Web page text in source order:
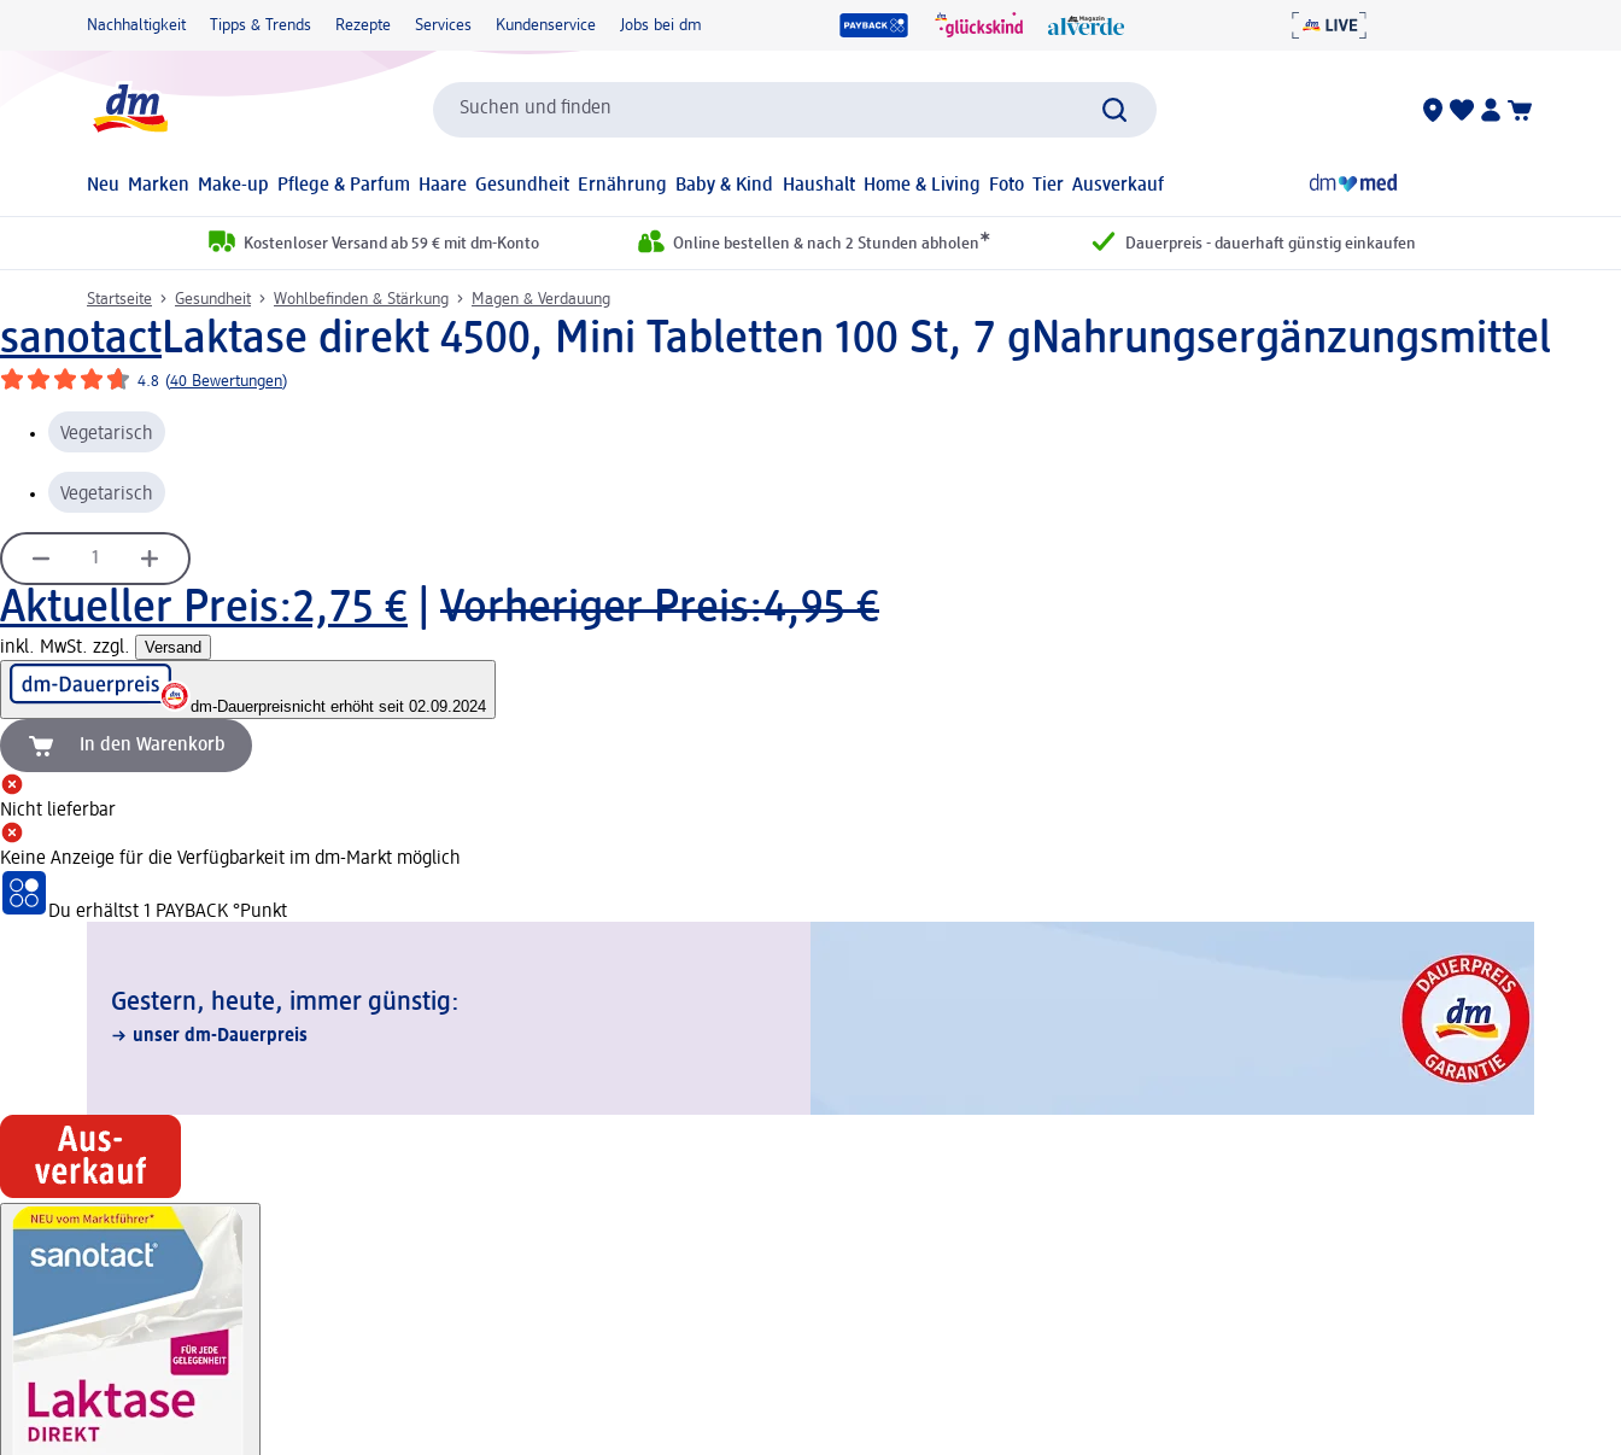
Nachhaltigkeit Tipps & Trends Rezepte Services Kundenservice Jobs bei dm
Suchen und finden
Neu Marken Make-up Pflege & Parfum Haare Gesundheit Ernährung Baby & Kind Haushalt Home & Living Foto Tier Ausverkauf
Kostenloser Versand ab 59 € mit dm-Konto Online bestellen & nach 2 Stunden abholen* Dauerpreis - dauerhaft günstig einkaufen
Startseite Gesundheit Wohlbefinden & Stärkung Magen & Verdauung
sanotactLaktase direkt 4500, Mini Tabletten 100 St, 7 gNahrungsergänzungsmittel
4.8 (40 Bewertungen)
Vegetarisch
Vegetarisch
Aktueller Preis:2,75 € Vorheriger Preis:4,95 €
inkl. MwSt. zzgl. Versand
dm-Dauerpreisnicht erhöht seit 02.09.2024
In den Warenkorb
Nicht lieferbar
Keine Anzeige für die Verfügbarkeit im dm-Markt möglich
Du erhältst 1 PAYBACK °Punkt
Gestern, heute, immer günstig:
unser dm-Dauerpreis